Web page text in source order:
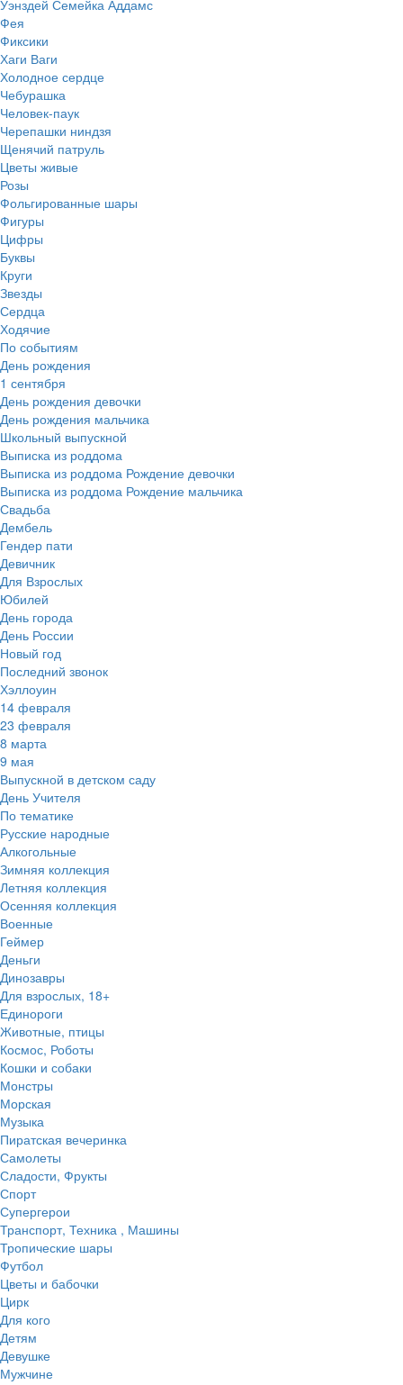
Уэнздей Семейка Аддамс
Фея
Фиксики
Хаги Ваги
Холодное сердце
Чебурашка
Человек-паук
Черепашки ниндзя
Щенячий патруль
Цветы живые
Розы
Фольгированные шары
Фигуры
Цифры
Буквы
Круги
Звезды
Сердца
Ходячие
По событиям
День рождения
1 сентября
День рождения девочки
День рождения мальчика
Школьный выпускной
Выписка из роддома
Выписка из роддома Рождение девочки
Выписка из роддома Рождение мальчика
Свадьба
Дембель
Гендер пати
Девичник
Для Взрослых
Юбилей
День города
День России
Новый год
Последний звонок
Хэллоуин
14 февраля
23 февраля
8 марта
9 мая
Выпускной в детском саду
День Учителя
По тематике
Русские народные
Алкогольные
Зимняя коллекция
Летняя коллекция
Осенняя коллекция
Военные
Геймер
Деньги
Динозавры
Для взрослых, 18+
Единороги
Животные, птицы
Космос, Роботы
Кошки и собаки
Монстры
Морская
Музыка
Пиратская вечеринка
Самолеты
Сладости, Фрукты
Спорт
Супергерои
Транспорт, Техника , Машины
Тропические шары
Футбол
Цветы и бабочки
Цирк
Для кого
Детям
Девушке
Мужчине